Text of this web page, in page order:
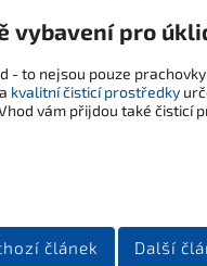
vybavení pro
- to nejsou pouze
kvalitní čisticí prostředky
vám přijdou také čisticí
článek Další